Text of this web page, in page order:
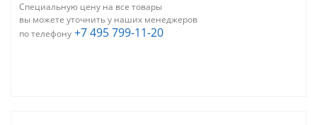
Специальную цену на все товары
вы можете уточнить у наших менеджеров
по телефону +7 495 799-11-20